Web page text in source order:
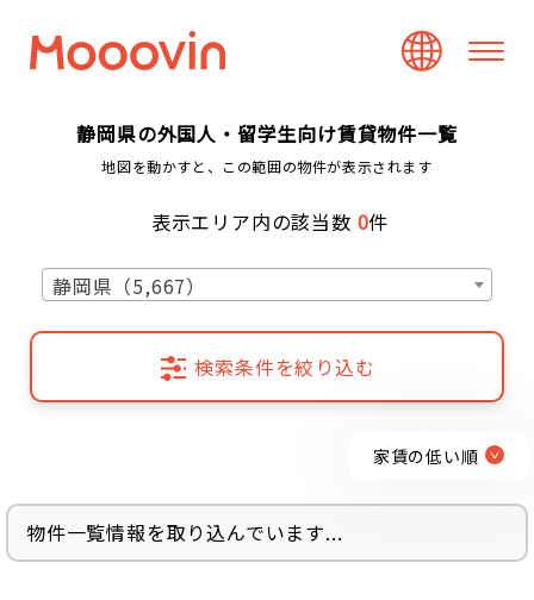
静岡県の外国人・留学生向け賃貸物件一覧
地図を動かすと、この範囲の物件が表示されます
表示エリア内の該当数 0件
静岡県（5,667）
検索条件を絞り込む
家賃の低い順
物件一覧情報を取り込んでいます...